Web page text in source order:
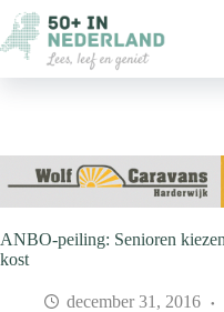
naar
de
inhoud
ANBO-peiling: Senioren
kost
december 31, 2016